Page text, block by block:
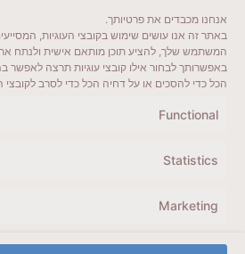
אנחנו מכבדים את פרטיותך.
באתר זה אנו עושים שימוש בקובצי העוגיות,
המשתמש שלך, להציע תוכן מותאם אישית ולנתח
באפשרותך לבחור אילו קובצי עוגיות תרצה
הכל כדי להסכים או על דחיה הכל כדי לסרב לקובצי
Functional
Statistics
Marketing
ייעדים מומלצים
מדריכים ועזרים
לשליחת הודעת וואטסאפ
veyatsati.laolam@gmail.com